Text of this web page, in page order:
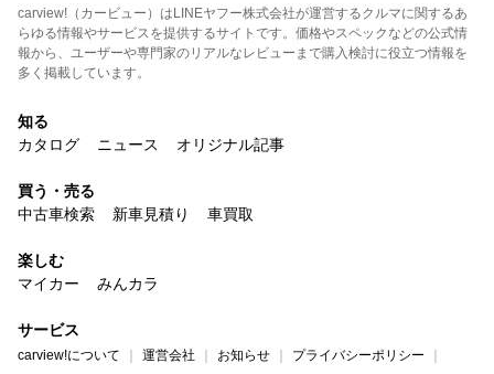
carview!（カービュー）はLINEヤフー株式会社が運営するクルマに関するあ
らゆる情報やサービスを提供するサイトです。価格やスペックなどの公式情
報から、ユーザーや専門家のリアルなレビューまで購入検討に役立つ情報を
多く掲載しています。
知る
カタログ
ニュース オリジナル記事
買う・売る
中古車検索
新車見積り 車買取
楽しむ
マイカー
みんカラ
サービス
carview!について 運営会社 お知らせ
プライバシーポリシー